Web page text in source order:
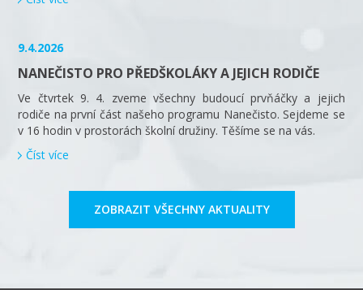
9.4.2026
NANEČISTO PRO PŘEDŠKOLÁKY A JEJICH RODIČE
Ve čtvrtek 9. 4. zveme všechny budoucí prvňáčky a jejich
rodiče na první část našeho programu Nanečisto. Sejdeme se
v 16 hodin v prostorách školní družiny. Těšíme se na vás.
Číst více
ZOBRAZIT VŠECHNY AKTUALITY